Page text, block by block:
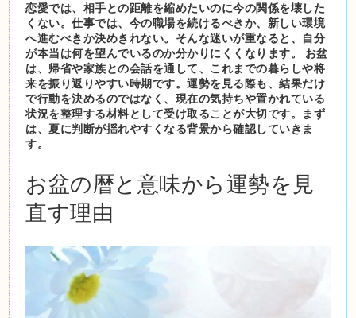
恋愛では、相手との距離を縮めたいのに今の関係を壊した
くない。仕事では、今の職場を続けるべきか、新しい環境
へ進むべきか決めきれない。そんな迷いが重なると、自分
が本当は何を望んでいるのか分かりにくくなります。 お盆
は、帰省や家族との会話を通して、これまでの暮らしや将
来を振り返りやすい時期です。運勢を見る際も、結果だけ
で行動を決めるのではなく、現在の気持ちや置かれている
状況を整理する材料として受け取ることが大切です。まず
は、夏に判断が揺れやすくなる背景から確認していきま
す。
お盆の暦と意味から運勢を見
直す理由